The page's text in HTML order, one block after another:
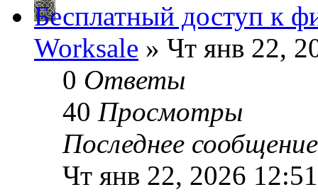
Бесплатный доступ к
Worksale » Чт янв 22,
0 Ответы
40 Просмотры
Последнее
Чт янв 22, 2026